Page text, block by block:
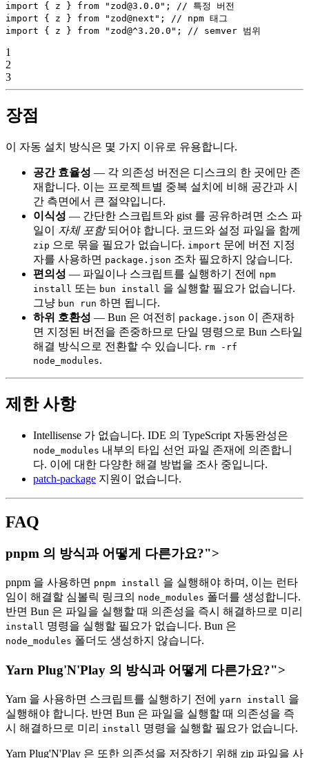
import { z } from "zod@3.0.0" ; // 특정 버전
import { z } from "zod@next" ; // npm 태그
import { z } from "zod@^3.20.0" ; // semver 범위
1
2
3
장점
이 자동 설치 방식은 몇 가지 이유로 유용합니다.
공간 효율성 — 각 의존성 버전은 디스크의 한 곳에만 존
재합니다. 이는 프로젝트별 중복 설치에 비해 공간과 시
간 측면에서 큰 절약입니다.
이식성 — 간단한 스크립트와 gist 를 공유하려면 소스 파
일이 자체 포함되어야 합니다. 코드와 설정 파일을 함께
zip 으로 묶을 필요가 없습니다. import 문에 버전 지정
자를 사용하면 package.json 조차 필요하지 않습니다.
편의성 — 파일이나 스크립트를 실행하기 전에
npm
install 또는 bun install 을 실행할 필요가 없습니다.
그냥 bun run 하면 됩니다.
하위 호환성 — Bun 은 여전히 package.json 이 존재하
면 지정된 버전을 존중하므로 단일 명령으로 Bun 스타일
해결 방식으로 전환할 수 있습니다. rm -rf
node_modules.
제한 사항
Intellisense 가 없습니다. IDE 의 TypeScript 자동완성은
node_modules 내부의 타입 선언 파일 존재에 의존합니
다. 이에 대한 다양한 해결 방법을 조사 중입니다.
patch-package 지원이 없습니다.
FAQ
pnpm 의 방식과 어떻게 다른가요?">
pnpm 을 사용하면 pnpm install 을 실행해야 하며, 이는 런타
임이 해결할 심볼릭 링크의 node_modules 폴더를 생성합니다.
반면 Bun 은 파일을 실행할 때 의존성을 즉시 해결하므로 미리
install 명령을 실행할 필요가 없습니다. Bun 은
node_modules 폴더도 생성하지 않습니다.
Yarn Plug'N'Play 의 방식과 어떻게 다른가요?">
Yarn 을 사용하면 스크립트를 실행하기 전에 yarn install 을
실행해야 합니다. 반면 Bun 은 파일을 실행할 때 의존성을 즉
시 해결하므로 미리
install 명령을 실행할 필요가 없습니다.
Yarn Plug'N'Play 은 또한 의존성을 저장하기 위해 zip 파일을 사